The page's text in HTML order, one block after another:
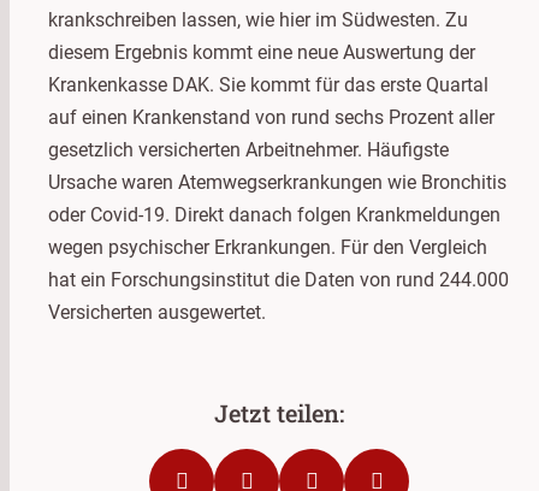
krankschreiben lassen, wie hier im Südwesten. Zu
diesem Ergebnis kommt eine neue Auswertung der
Krankenkasse DAK. Sie kommt für das erste Quartal
auf einen Krankenstand von rund sechs Prozent aller
gesetzlich versicherten Arbeitnehmer. Häufigste
Ursache waren Atemwegserkrankungen wie Bronchitis
oder Covid-19. Direkt danach folgen Krankmeldungen
wegen psychischer Erkrankungen. Für den Vergleich
hat ein Forschungsinstitut die Daten von rund 244.000
Versicherten ausgewertet.